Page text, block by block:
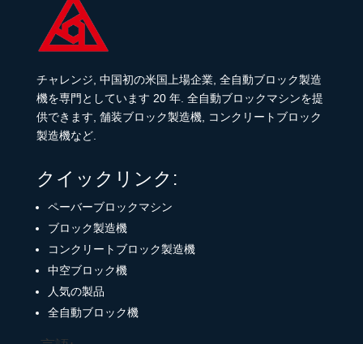
チャレンジ, 中国初の米国上場企業, 全自動ブロック製造
機を専門としています 20 年. 全自動ブロックマシンを提
供できます, 舗装ブロック製造機, コンクリートブロック
製造機など.
クイックリンク:
ペーバーブロックマシン
ブロック製造機
コンクリートブロック製造機
中空ブロック機
人気の製品
全自動ブロック機